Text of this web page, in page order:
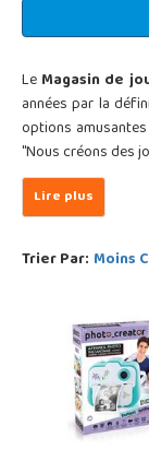
LeMagasin de
années par la
options
"Nous créons des
Trier Par: Moins